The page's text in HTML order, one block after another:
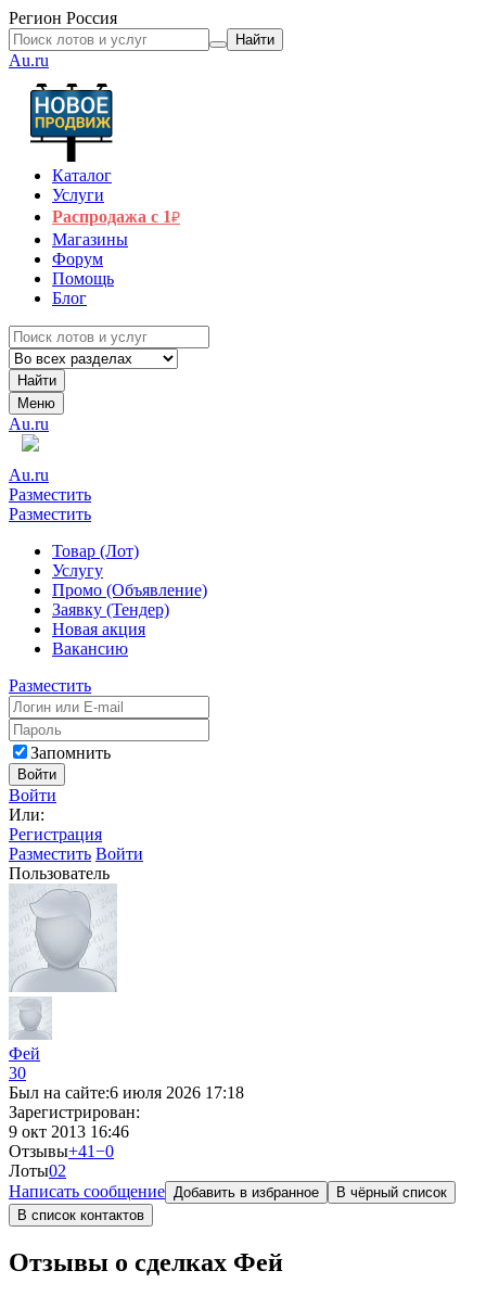
Регион Россия
Найти
Au.ru
Каталог
Услуги
Распродажа с 1₽
Магазины
Форум
Помощь
Блог
Найти
Меню
Au.ru
Au.ru
Разместить
Разместить
Товар (Лот)
Услугу
Промо (Объявление)
Заявку (Тендер)
Новая акция
Вакансию
Разместить
Запомнить
Войти
Войти
Или:
Регистрация
Разместить Войти
Пользователь
Фей
30
Был на сайте:6 июля 2026 17:18
Зарегистрирован:
9 окт 2013 16:46
Отзывы+41−0
Лоты02
Написать сообщение Добавить в избранное
В чёрный список
В список контактов
Отзывы о сделках Фей